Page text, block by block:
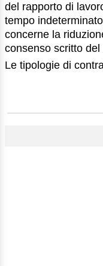
del rapporto di
tempo
concerne la
consenso scritto del
Le tipologie di